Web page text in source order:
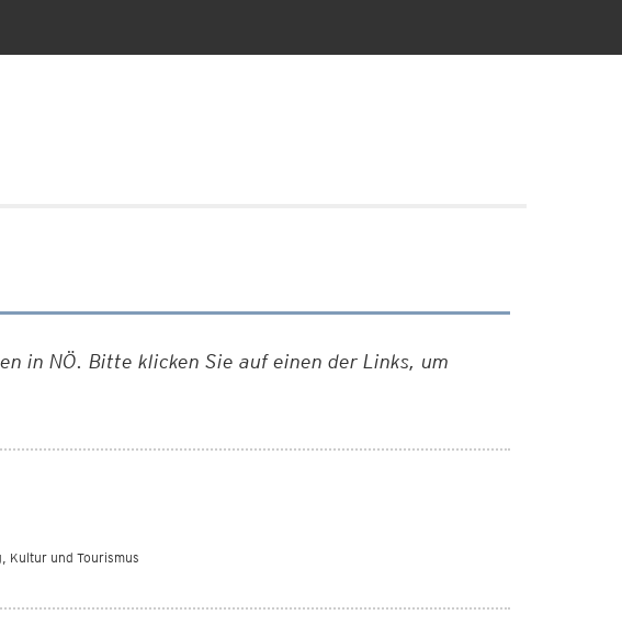
in NÖ. Bitte klicken Sie auf einen der Links, um
Kultur und Tourismus